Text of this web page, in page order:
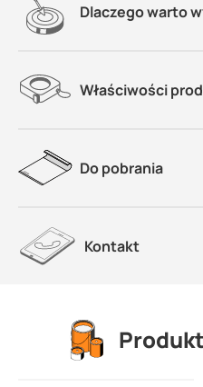
Dlaczego warto
Właściwości
Do pobrania
Kontakt